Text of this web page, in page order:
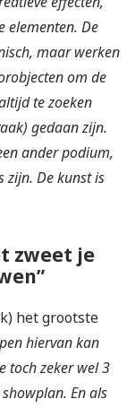
elementen. De
maar werken
om de
te zoeken
gedaan zijn.
ander podium,
zijn. De kunst is
zweet je
het grootste
hiervan kan
toch zeker wel 3
En als